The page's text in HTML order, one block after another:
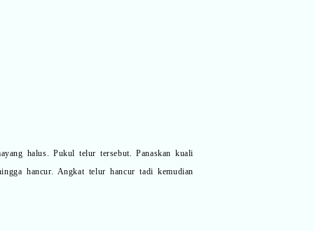
halus. Pukul telur tersebut. Panaskan kuali
hancur. Angkat telur hancur tadi kemudian